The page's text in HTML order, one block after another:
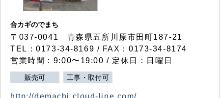
合カギのでまち
〒037-0041 青森県五所川原市田町187-21
TEL：0173-34-8169 / FAX：0173-34-8174
営業時間：9:00〜19:00 / 定休日：日曜日
販売可 工事・取付可
http://demachi.cloud-line.com/